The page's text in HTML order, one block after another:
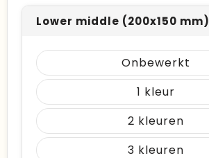
Lower middle (200x150 mm)
Onbewerkt
1
2
3